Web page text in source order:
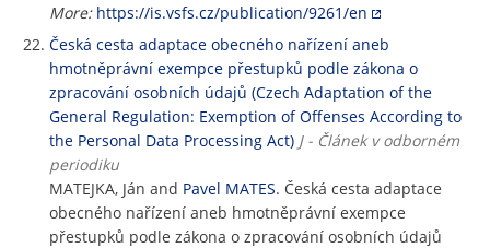
More: https://is.vsfs.cz/publication/9261/en
Česká cesta adaptace obecného nařízení aneb
hmotněprávní exempce přestupků podle zákona o
zpracování osobních údajů (Czech Adaptation of the
General Regulation: Exemption of Offenses According to
the Personal Data Processing Act) J - Článek v odborném
periodiku
MATEJKA, Ján and Pavel MATES. Česká cesta adaptace
obecného nařízení aneb hmotněprávní exempce
přestupků podle zákona o zpracování osobních údajů